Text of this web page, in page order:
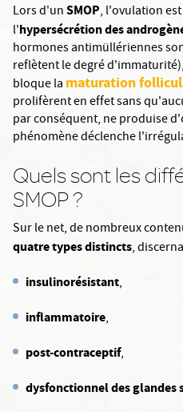
Lors d'unSMOP, l'ovulation
l'hypersécrétion des
hormones antimüllériennes
reflètent le degré
bloque la maturation
prolifèrent en effet sans
par conséquent, ne produise
phénomène déclenche
Quels sont les
SMOP ?
Sur le net, de nombreux
quatre types distincts,
insulinorésistant,
inflammatoire,
post-contraceptif,
dysfonctionnel des glandes